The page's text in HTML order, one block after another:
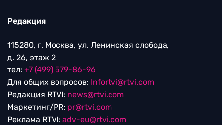
Редакция
115280, г. Москва, ул. Ленинская слобода,
д. 26, этаж 2
тел: +7 (499) 579-86-96
Для общих вопросов: Infortvi@rtvi.com
Редакция RTVI: news@rtvi.com
Маркетинг/PR: pr@rtvi.com
Реклама RTVI: adv-eu@rtvi.com